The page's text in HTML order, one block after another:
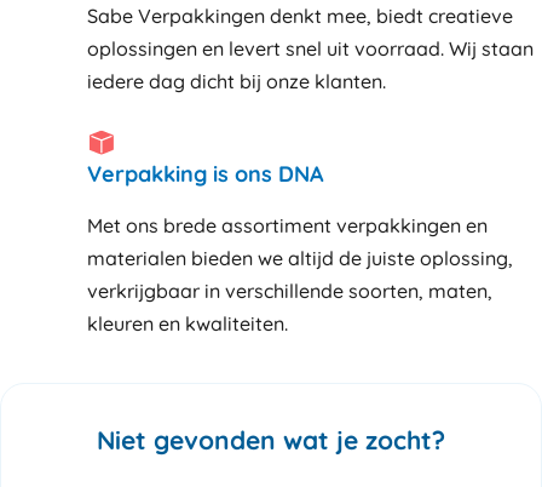
Sabe Verpakkingen denkt mee, biedt creatieve
oplossingen en levert snel uit voorraad. Wij staan
iedere dag dicht bij onze klanten
Verpakking is ons DNA
Met ons brede assortiment verpakkingen en
materialen bieden we altijd de juiste oplossing,
verkrijgbaar in verschillende soorten, maten,
kleuren en kwaliteiten.
Niet gevonden wat je zocht?